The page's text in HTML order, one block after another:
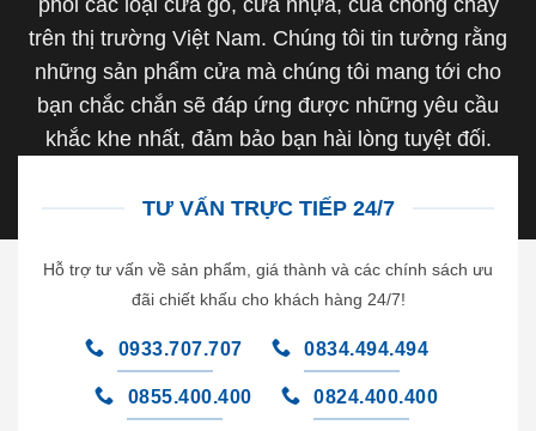
phối các loại cửa gỗ, cửa nhựa, của chống cháy
trên thị trường Việt Nam. Chúng tôi tin tưởng rằng
những sản phẩm cửa mà chúng tôi mang tới cho
bạn chắc chắn sẽ đáp ứng được những yêu cầu
khắc khe nhất, đảm bảo bạn hài lòng tuyệt đối.
TƯ VẤN TRỰC TIẾP 24/7
Hỗ trợ tư vấn về sản phẩm, giá thành và các chính sách ưu
đãi chiết khấu cho khách hàng 24/7!
0933.707.707 0834.494.494
0855.400.400 0824.400.400